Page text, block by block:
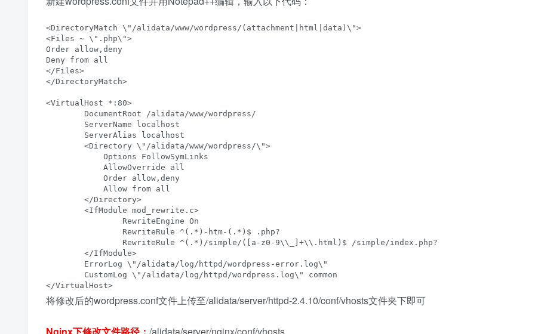
<DirectoryMatch \"/alidata/www/wordpress/(attachment|html|data)\">
<Files ~ \".php\">
Order allow,deny
Deny from all
</Files>
</DirectoryMatch>
<VirtualHost *:80>
</VirtualHost>
将修改后的wordpress.conf文件上传至/alidata/server/httpd-2.4.10/conf/vhosts文件夹下即可